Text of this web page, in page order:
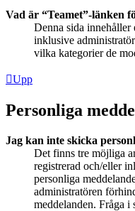
Vad är “Teamet”-länken
Denna sida
inklusive
vilka kategorier de
Upp
Personliga
Jag kan inte skicka
Det finns tre möjliga
registrerad och/eller
personliga
administratören
meddelanden. Fråga i